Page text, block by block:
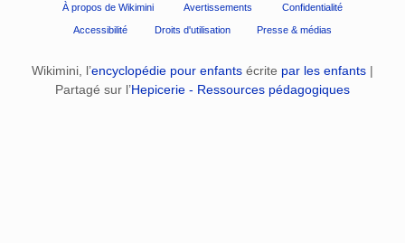
À propos de Wikimini Avertissements Confidentialité
Accessibilité Droits d'utilisation Presse & médias
Wikimini, l’encyclopédie pour enfants écrite par les enfants |
Partagé sur l’Hepicerie - Ressources pédagogiques